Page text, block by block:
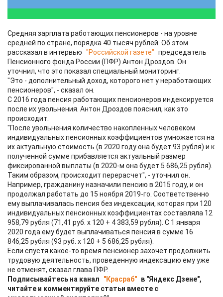
Средняя зарплата работающих пенсионеров - на уровне
средней по стране, порядка 40 тысяч рублей. Об этом
рассказал в интервью "Российской газете" председатель
Пенсионного фонда России (ПФР) Антон Дроздов. Он
уточнил, что это показал специальный мониторинг.
"Это - дополнительный доход, которого нет у неработающих
пенсионеров", - сказал он.
С 2016 года пенсия работающих пенсионеров индексируется
после их увольнения. Антон Дроздов пояснил, как это
происходит.
"После увольнения количество накопленных человеком
индивидуальных пенсионных коэффициентов умножается на
их актуальную стоимость (в 2020 году она будет 93 рубля) и к
полученной сумме прибавляется актуальный размер
фиксированной выплаты (в 2020-м она будет 5 686,25 рубля).
Таким образом, происходит перерасчет", - уточнил он.
Например, гражданину назначили пенсию в 2015 году, и он
продолжал работать до 15 ноября 2019-го. Соответственно
ему выплачивалась пенсия без индексации, которая при 120
индивидуальных пенсионных коэффициентах составляла 12
958,79 рубля (71,41 руб. х 120 + 4 383,59 рубля). С 1 января
2020 года ему будет выплачиваться пенсия в сумме 16
846,25 рубля (93 руб. х 120 + 5 686,25 рубля).
Если спустя какое-то время пенсионер захочет продолжить
трудовую деятельность, проведенную индексацию ему уже
не отменят, сказал глава ПФР.
Подписывайтесь на канал
"Красраб" в "Яндекс Дзене",
читайте и комментируйте статьи вместе с